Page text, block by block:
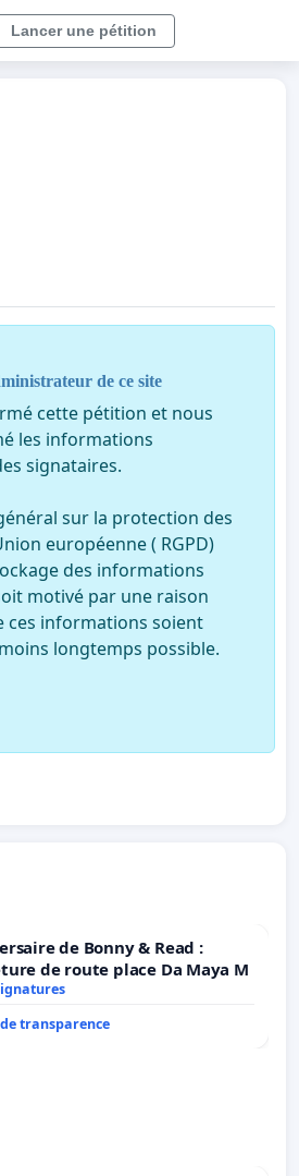
Lancer une pétition
de ce site
cette pétition et nous
les informations
signataires.
sur la protection des
européenne ( RGPD)
des informations
motivé par une raison
ces informations soient
longtemps possible.
de Bonny & Read :
de route place Da Maya M
transparence